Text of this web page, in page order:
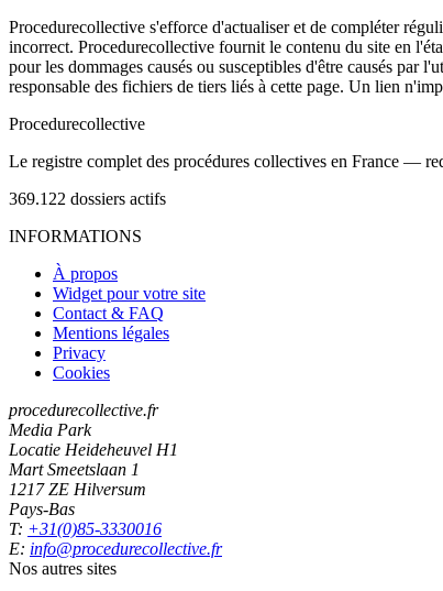
Procedurecollective s'efforce d'actualiser et de compléter
incorrect. Procedurecollective fournit le contenu du site en
pour les dommages causés ou susceptibles d'être causés par
responsable des fichiers de tiers liés à cette page. Un lien
Procedurecollective
Le registre complet des procédures collectives en France —
369.122 dossiers actifs
INFORMATIONS
À propos
Widget pour votre site
Contact & FAQ
Mentions légales
Privacy
Cookies
procedurecollective.fr
Media Park
Locatie Heideheuvel H1
Mart Smeetslaan 1
1217 ZE Hilversum
Pays-Bas
T: +31(0)85-3330016
E: info@procedurecollective.fr
Nos autres sites